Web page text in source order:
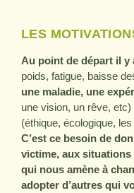
LES
Au point de départ il y
poids, fatigue, baisse
une maladie, une
une vision, un rêve, etc)
(éthique, écologique,
C’est ce besoin de
victime, aux situations
qui nous amène à
adopter d’autres qui